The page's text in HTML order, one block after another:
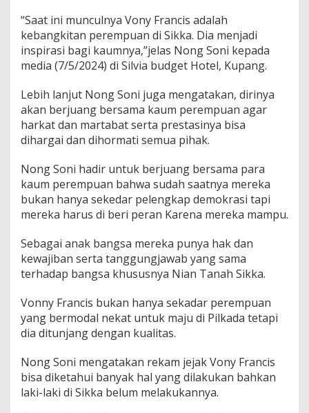
“Saat ini munculnya Vony Francis adalah
kebangkitan perempuan di Sikka. Dia menjadi
inspirasi bagi kaumnya,”jelas Nong Soni kepada
media (7/5/2024) di Silvia budget Hotel, Kupang.
Lebih lanjut Nong Soni juga mengatakan, dirinya
akan berjuang bersama kaum perempuan agar
harkat dan martabat serta prestasinya bisa
dihargai dan dihormati semua pihak.
Nong Soni hadir untuk berjuang bersama para
kaum perempuan bahwa sudah saatnya mereka
bukan hanya sekedar pelengkap demokrasi tapi
mereka harus di beri peran Karena mereka mampu.
Sebagai anak bangsa mereka punya hak dan
kewajiban serta tanggungjawab yang sama
terhadap bangsa khususnya Nian Tanah Sikka.
Vonny Francis bukan hanya sekadar perempuan
yang bermodal nekat untuk maju di Pilkada tetapi
dia ditunjang dengan kualitas.
Nong Soni mengatakan rekam jejak Vony Francis
bisa diketahui banyak hal yang dilakukan bahkan
laki-laki di Sikka belum melakukannya.